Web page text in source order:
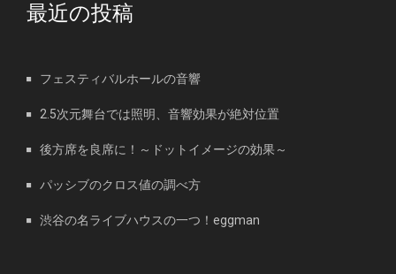
最近の投稿
フェスティバルホールの音響
2.5次元舞台では照明、音響効果が絶対位置
後方席を良席に！～ドットイメージの効果～
パッシブのクロス値の調べ方
渋谷の名ライブハウスの一つ！eggman